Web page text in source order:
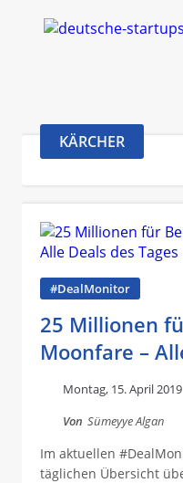
KÄRCHER
#DealMonitor
25 Millionen
Moonfare –
Montag, 15. April 2019
Von Sümeyye Algan
Im aktuellen
täglichen Übersicht